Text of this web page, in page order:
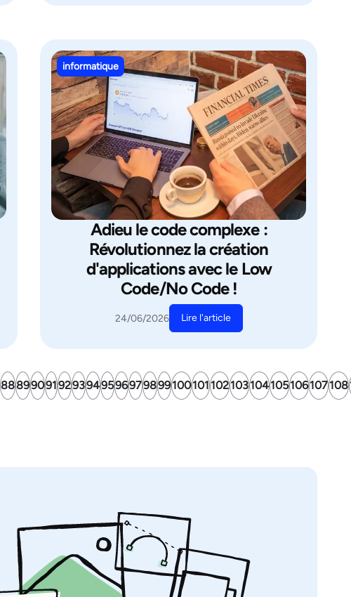
informatique
Adieu le code complexe :
Révolutionnez la création
d'applications avec le Low
Code/No Code !
24/06/2026 Lire l'article
888990919293949596979899100101102103104105106107108